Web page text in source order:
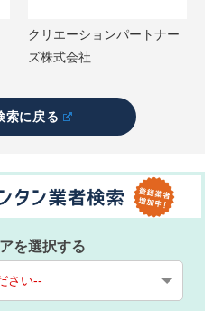
クリエーションパートナー
ズ株式会社
索に戻る
を選択する